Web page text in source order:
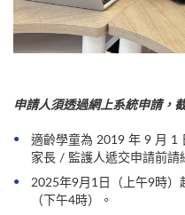
申請人須透過網上系統申請，
適齡學童為 2019 年 9 月 1
家長 / 監護人遞交申請前請
2025年9月1日（上午9時）
（下午4時）。